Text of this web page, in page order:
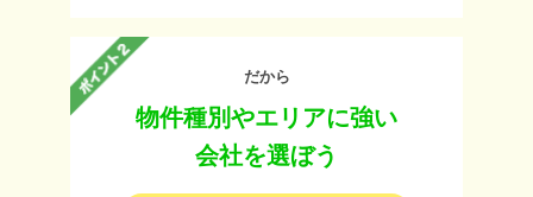
だから
物件種別やエリアに強い
会社を選ぼう